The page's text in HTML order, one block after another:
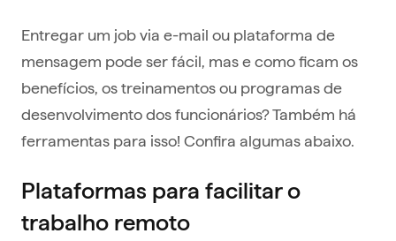
Entregar um job via e-mail ou plataforma de
mensagem pode ser fácil, mas e como ficam os
benefícios, os treinamentos ou programas de
desenvolvimento dos funcionários? Também há
ferramentas para isso! Confira algumas abaixo.
Plataformas para facilitar o
trabalho remoto